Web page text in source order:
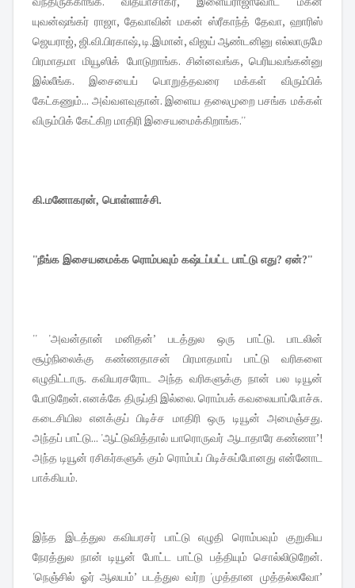
யுவன்ஷங்கர் ராஜா, தேவாவின் மகன் ஸ்ரீகாந்த் தேவா, ஹாரிஸ்
ஜெயராஜ், ஜி.வி.பிரகாஷ், டி.இமான், விஜய் ஆண்டனினு எல்லாருமே
பிரமாதமா மியூஸிக் போடுறாங்க. சின்னவங்க, பெரியவங்கன்னு
இல்லீங்க. இசையைப் பொறுத்தவரை மக்கள் விரும்பிக்
கேட்கணும்... அவ்வளவுதான். இளைய தலைமுறை பசங்க மக்கள்
விரும்பிக் கேட்கிற மாதிரி இசையமைக்கிறாங்க.''
கி.மனோகரன், பொள்ளாச்சி.
''நீங்க இசையமைக்க ரொம்பவும் கஷ்டப்பட்ட பாட்டு எது? ஏன்?''
'' 'அவன்தான் மனிதன்’ படத்துல ஒரு பாட்டு. பாடலின்
சூழ்நிலைக்கு கண்ணதாசன் பிரமாதமாப் பாட்டு வரிகளை
எழுதிட்டாரு. கவியரசரோட அந்த வரிகளுக்கு நான் பல டியூன்
போடுறேன். எனக்கே திருப்தி இல்லை. ரொம்பக் கவலையாப்போச்சு.
கடைசியில எனக்குப் பிடிச்ச மாதிரி ஒரு டியூன் அமைஞ்சது.
அந்தப் பாட்டு... 'ஆட்டுவித்தால் யாரொருவர் ஆடாதாரே கண்ணா’!
அந்த டியூன் ரசிகர்களுக் கும் ரொம்பப் பிடிச்சுப்போனது என்னோட
பாக்கியம்.
இந்த இடத்துல கவியரசர் பாட்டு எழுதி ரொம்பவும் குறுகிய
நேரத்துல நான் டியூன் போட்ட பாட்டு பத்தியும் சொல்லிடுறேன்.
'நெஞ்சில் ஓர் ஆலயம்’ படத்துல வர்ற 'முத்தான முத்தல்லவோ’